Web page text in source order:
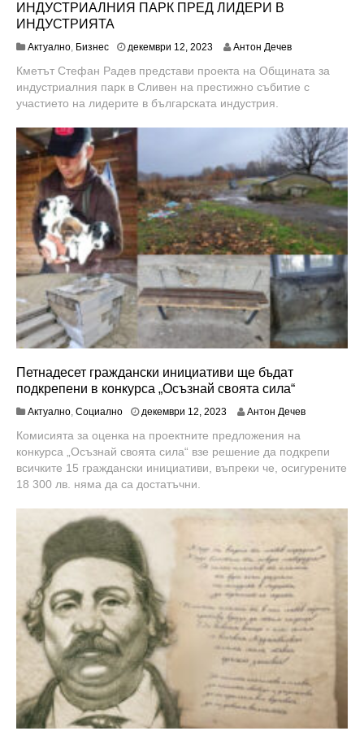
ИНДУСТРИАЛНИЯ ПАРК ПРЕД ЛИДЕРИ В
ИНДУСТРИЯТА
Актуално, Бизнес декември 12, 2023 Антон Дечев
Кметът Стефан Радев представи проекта на Общината за
индустриалния парк в Сливен на престижно събитие с
участието на лидерите в българската индустрия.
Петнадесет граждански инициативи ще бъдат
подкрепени в конкурса „Осъзнай своята сила“
Актуално, Социално декември 12, 2023д
к
е
м
и
,
2
0
2
3
Антон Дечев
Комисията за оценка на проектните предложения на
конкурса „Осъзнай своята сила“ взе решение да подкрепи
всичките 15 граждански инициативи, въпреки че, осигурените
18 300 лв. няма да са достатъчни.